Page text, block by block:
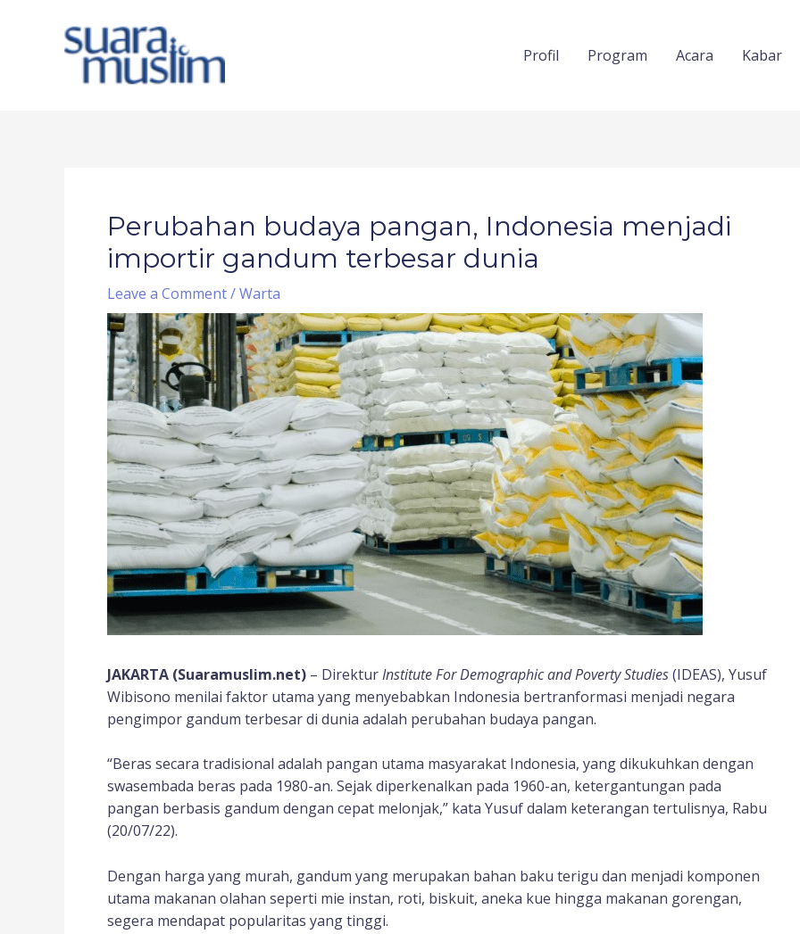
Profil Program Acara Kabar
Perubahan budaya pangan, Indonesia menjadi
importir gandum terbesar dunia
Leave a Comment/Warta
JAKARTA (Suaramuslim.net) – DirekturInstitute For Demographic and Poverty Studies(IDEAS), Yusuf
Wibisono menilai faktor utama yang menyebabkan Indonesia bertranformasi menjadi negara
pengimpor gandum terbesar di dunia adalah perubahan budaya pangan.
“Beras secara tradisional adalah pangan utama masyarakat Indonesia, yang dikukuhkan dengan
swasembada beras pada 1980-an. Sejak diperkenalkan pada 1960-an, ketergantungan pada
pangan berbasis gandum dengan cepat melonjak,” kata Yusuf dalam keterangan tertulisnya, Rabu
(20/07/22).
Dengan harga yang murah, gandum yang merupakan bahan baku terigu dan menjadi komponen
utama makanan olahan seperti mie instan, roti, biskuit, aneka kue hingga makanan gorengan,
segera mendapat popularitas yang tinggi.